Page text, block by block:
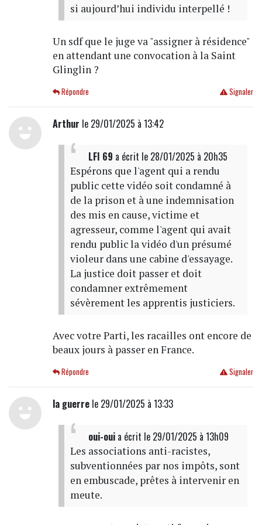
si aujourd’hui individu interpellé !
Un sdf que le juge va "assigner à résidence"
en attendant une convocation à la Saint
Glinglin ?
Signaler
Répondre
Arthur le 29/01/2025 à 13:42
LFI 69 a écrit le 28/01/2025 à 20h35
Espérons que l'agent qui a rendu
public cette vidéo soit condamné à
de la prison et à une indemnisation
des mis en cause, victime et
agresseur, comme l'agent qui avait
rendu public la vidéo d'un présumé
violeur dans une cabine d'essayage.
La justice doit passer et doit
condamner extrêmement
sévèrement les apprentis justiciers.
Avec votre Parti, les racailles ont encore de
beaux jours à passer en France.
Signaler
Répondre
la guerrele 29/01/2025 à 13:33
oui-ouia écrit le 29/01/2025 à 13h09
Les associations anti-racistes,
subventionnées par nos impôts, sont
en embuscade, prêtes à intervenir en
meute.